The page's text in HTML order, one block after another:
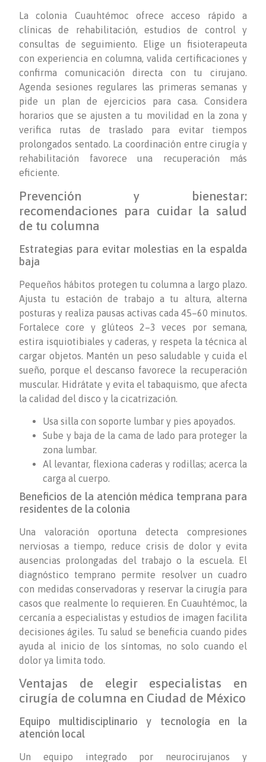
La colonia Cuauhtémoc ofrece acceso rápido a
clínicas de rehabilitación, estudios de control y
consultas de seguimiento. Elige un fisioterapeuta
con experiencia en columna, valida certificaciones y
confirma comunicación directa con tu cirujano.
Agenda sesiones regulares las primeras semanas y
pide un plan de ejercicios para casa. Considera
horarios que se ajusten a tu movilidad en la zona y
verifica rutas de traslado para evitar tiempos
prolongados sentado. La coordinación entre cirugía y
rehabilitación favorece una recuperación más
eficiente.
Prevención y bienestar:
recomendaciones para cuidar la salud
de tu columna
Estrategias para evitar molestias en la espalda
baja
Pequeños hábitos protegen tu columna a largo plazo.
Ajusta tu estación de trabajo a tu altura, alterna
posturas y realiza pausas activas cada 45–60 minutos.
Fortalece core y glúteos 2–3 veces por semana,
estira isquiotibiales y caderas, y respeta la técnica al
cargar objetos. Mantén un peso saludable y cuida el
sueño, porque el descanso favorece la recuperación
muscular. Hidrátate y evita el tabaquismo, que afecta
la calidad del disco y la cicatrización.
Usa silla con soporte lumbar y pies apoyados.
Sube y baja de la cama de lado para proteger la
zona lumbar.
Al levantar, flexiona caderas y rodillas; acerca la
carga al cuerpo.
Beneficios de la atención médica temprana para
residentes de la colonia
Una valoración oportuna detecta compresiones
nerviosas a tiempo, reduce crisis de dolor y evita
ausencias prolongadas del trabajo o la escuela. El
diagnóstico temprano permite resolver un cuadro
con medidas conservadoras y reservar la cirugía para
casos que realmente lo requieren. En Cuauhtémoc, la
cercanía a especialistas y estudios de imagen facilita
decisiones ágiles. Tu salud se beneficia cuando pides
ayuda al inicio de los síntomas, no solo cuando el
dolor ya limita todo.
Ventajas de elegir especialistas en
cirugía de columna en Ciudad de México
Equipo multidisciplinario y tecnología en la
atención local
Un equipo integrado por neurocirujanos y